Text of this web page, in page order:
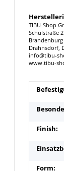
TIBU-Shop
Schulstraße 2
Brandenburg
Drahnsdorf,
info@tibu-
www.tibu-
Wert
Finish:
Form: